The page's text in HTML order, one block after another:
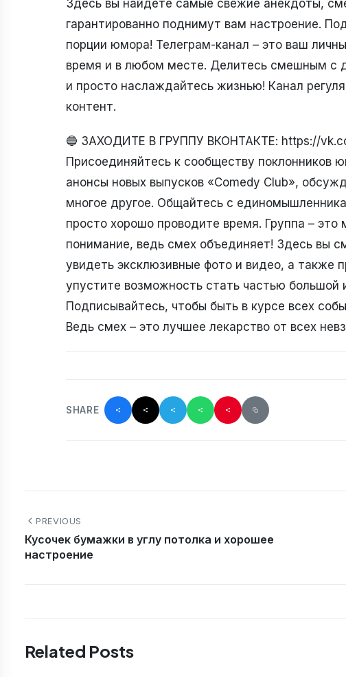
Здесь вы найдете самые свежие анекдоты,
гарантированно поднимут вам настроение.
порции юмора! Телеграм-канал – это ваш
время и в любом месте. Делитесь смешным с
и просто наслаждайтесь жизнью! Канал
контент.
🔵 ЗАХОДИТЕ В ГРУППУ ВКОНТАКТЕ: https://
Присоединяйтесь к сообществу поклонников
анонсы новых выпусков «Comedy Club»,
многое другое. Общайтесь с
просто хорошо проводите время. Группа –
понимание, ведь смех объединяет! Здесь вы
увидеть эксклюзивные фото и видео, а также
упустите возможность стать частью
Подписывайтесь, чтобы быть в курсе всех
Ведь смех – это лучшее лекарство от всех
SHARE
PREVIOUS
Кусочек бумажки в углу потолка и хорошее
настроение
Related Posts